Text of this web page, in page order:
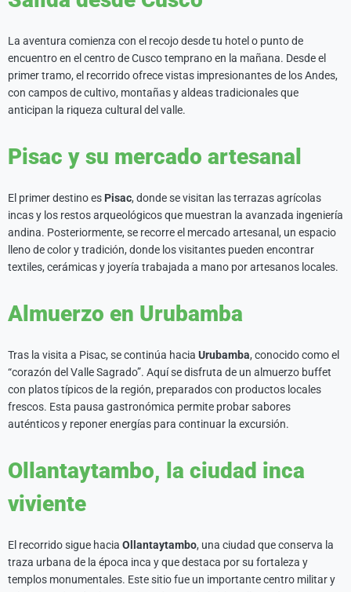
La aventura comienza con el recojo desde tu hotel o punto de
encuentro en el centro de Cusco temprano en la mañana. Desde el
primer tramo, el recorrido ofrece vistas impresionantes de los Andes,
con campos de cultivo, montañas y aldeas tradicionales que
anticipan la riqueza cultural del valle.
Pisac y su mercado artesanal
El primer destino es Pisac, donde se visitan las terrazas agrícolas
incas y los restos arqueológicos que muestran la avanzada ingeniería
andina. Posteriormente, se recorre el mercado artesanal, un espacio
lleno de color y tradición, donde los visitantes pueden encontrar
textiles, cerámicas y joyería trabajada a mano por artesanos locales.
Almuerzo en Urubamba
Tras la visita a Pisac, se continúa hacia Urubamba, conocido como el
“corazón del Valle Sagrado”. Aquí se disfruta de un almuerzo buffet
con platos típicos de la región, preparados con productos locales
frescos. Esta pausa gastronómica permite probar sabores
auténticos y reponer energías para continuar la excursión.
Ollantaytambo, la ciudad inca
viviente
El recorrido sigue hacia Ollantaytambo, una ciudad que conserva la
traza urbana de la época inca y que destaca por su fortaleza y
templos monumentales. Este sitio fue un importante centro militar y